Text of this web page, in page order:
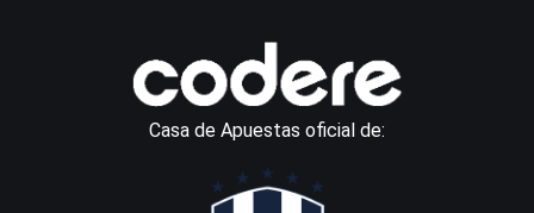
Casa de Apuestas oficial de: